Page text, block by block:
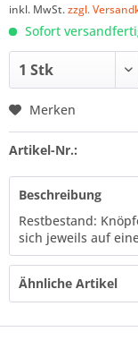
inkl. MwSt.zzgl.
Sofort
Merken
Artikel-Nr.:
Beschreibung
Restbestand:
sich jeweils auf
Ähnliche Artikel